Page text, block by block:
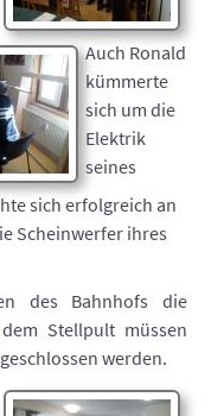
Auch Ronald
kümmerte
sich um die
Elektrik
seines
sich erfolgreich an
Scheinwerfer ihres
des Bahnhofs die
Stellpult müssen
werden.